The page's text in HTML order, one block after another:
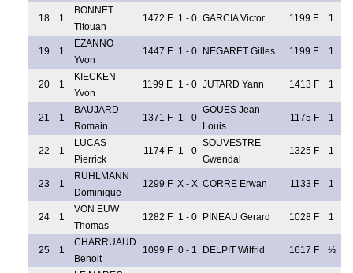
18 1
BONNET
Titouan
1472 F 1 - 0 GARCIA Victor 1199 E 1
19 1
EZANNO
Yvon
1447 F 1 - 0 NEGARET Gilles 1199 E 1
20 1
KIECKEN
Yvon
1199 E 1 - 0 JUTARD Yann 1413 F 1
21 1
BAUJARD
Romain
1371 F 1 - 0
GOUES Jean-
Louis
1175 F 1
22 1
LUCAS
Pierrick
1174 F 1 - 0
SOUVESTRE
Gwendal
1325 F 1
23 1
RUHLMANN
Dominique
1299 F X - X CORRE Erwan 1133 F 1
24 1
VON EUW
Thomas
1282 F 1 - 0 PINEAU Gerard 1028 F 1
25 1
CHARRUAUD
Benoit
1099 F 0 - 1 DELPIT Wilfrid 1617 F ½